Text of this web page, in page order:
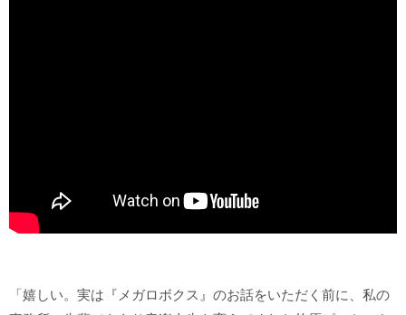
「嬉しい。実は『メガロボクス』のお話をいただく前に、私の